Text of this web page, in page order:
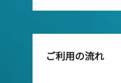
ご利用の流れ